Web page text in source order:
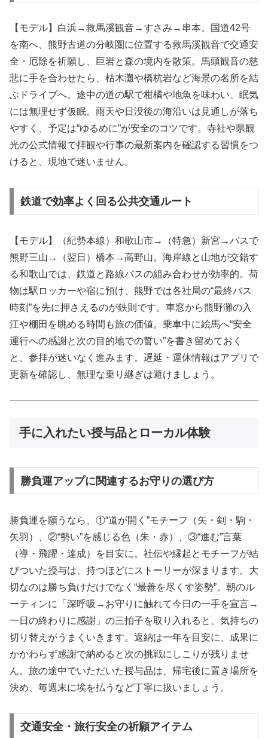
【モデル】白浜→救馬溪観音→すさみ→串本。国道42号
を南へ、熊野古道の分岐圏に位置する救馬溪観音で交通安
全・厄除を祈願し、巨岩と森の境内を散策。馬頭観音の慈
悲に手を合わせたら、枯木灘や橋杭岩など海景の名所を結
ぶドライブへ。途中の道の駅で柑橘や地魚を味わい、眠気
には無理せず仮眠。雨天や日没後の海沿いは見通しが落ち
やすく、予定は“ゆるめに”が安全のコツです。寺社や県観
光の公式情報で拝観や行事の最新案内を確認する習慣をつ
けると、現地で迷いません。
鉄道で効率よく回る公共交通ルート
【モデル】（紀勢本線）和歌山市→（特急）新宮→バスで
熊野三山→（翌日）橋本→高野山。海岸線と山地が交錯す
る和歌山では、鉄道と路線バスの組み合わせが効率的。荷
物は駅ロッカーや宿に預け、熊野では各社局の“最終バス
時刻”を先に押さえるのが鉄則です。車窓から熊野灘の入
江や棚田を眺める時間も旅の価値。乗車中に絵馬へ“安全
運行への感謝と次の目的地での誓い”を書き留めておく
と、参拝が迷いなく進みます。遅延・運休情報はアプリで
更新を確認し、無理な乗り継ぎは避けましょう。
手に入れたい授与品とローカル体験
勝負運アップに関連するお守りの選び方
勝負運を願うなら、①“道が開く”モチーフ（矢・剣・駒・
矢羽）、②“勢い”を感じる色（朱・赤）、③“進む”言葉
（導・飛躍・達成）を目安に。社伝や縁起とモチーフが結
びついた授与は、持つほどにストーリーが深まります。大
切なのは勝ち負けだけでなく“最善を尽くす姿勢”。朝のル
ーティンに「深呼吸→お守りに触れて今日の一手を宣言→
一日の終わりに感謝」の三拍子を取り入れると、気持ちの
切り替えがうまくいきます。返納は一年を目安に、成果に
かかわらず感謝で納めると次の挑戦にしこりが残りませ
ん。旅の途中でいただいた授与品は、帰宅後に置き場所を
決め、毎週末に埃を払うなど丁寧に扱いましょう。
交通安全・旅行安全の祈願アイテム